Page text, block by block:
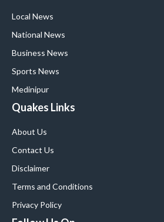
Local News
National News
Business News
Sports News
Medinipur
Quakes Links
About Us
Contact Us
Disclaimer
Terms and Conditions
Privacy Policy